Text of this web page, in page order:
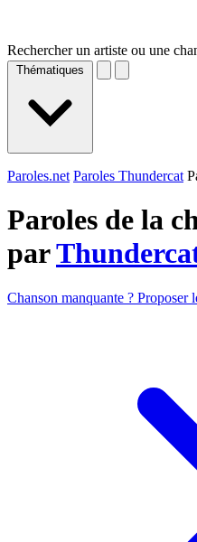
Rechercher un artiste ou une
Thématiques
Paroles.net Paroles Thundercat
Paroles de la
par
Chanson manquante ? Proposer